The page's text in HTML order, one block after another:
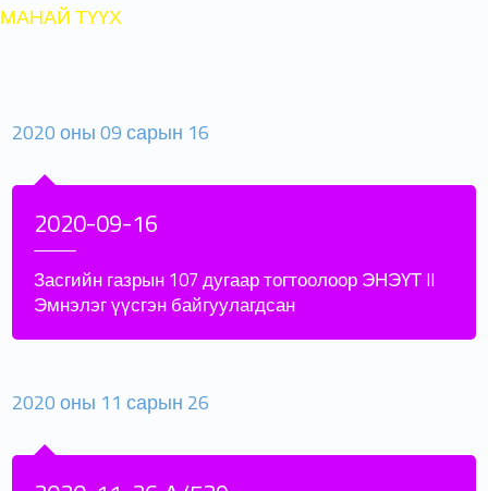
МАНАЙ ТҮҮХ
2020 оны 09 сарын 16
2020-09-16
Засгийн газрын 107 дугаар тогтоолоор ЭНЭҮТ II
Эмнэлэг үүсгэн байгуулагдсан
2020 оны 11 сарын 26